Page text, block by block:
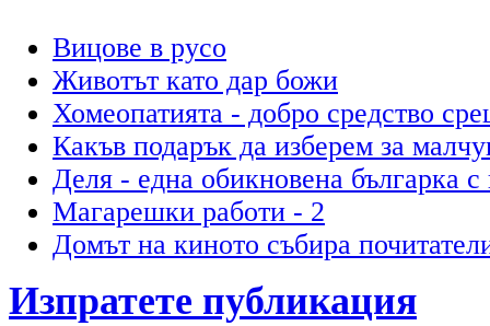
Вицове в русо
Животът като дар божи
Хомеопатията - добро средство
Какъв подарък да изберем за
Деля - една обикновена българка
Магарешки работи - 2
Домът на киното събира
Изпратете публикация